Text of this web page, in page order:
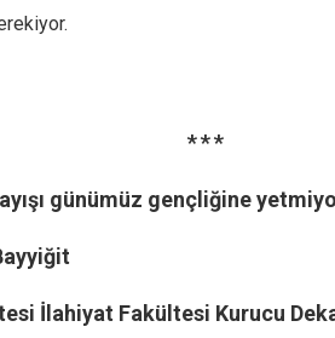
* * *
günümüz gençliğine
İlahiyat Fakültesi Kurucu